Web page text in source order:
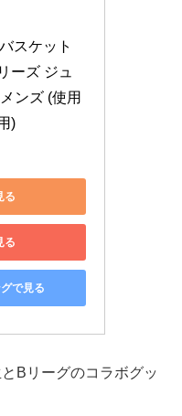
スケット
ーズ ジュ
ンズ (使用
)
る
る
で見る
Bリーグのコラボグッ